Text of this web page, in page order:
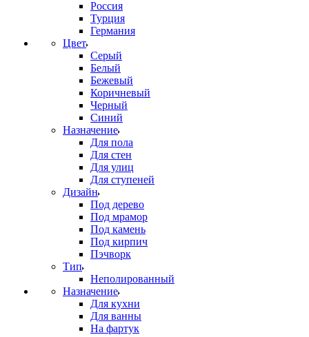
Россия
Турция
Германия
Цвет
Серый
Белый
Бежевый
Коричневый
Черный
Синий
Назначение
Для пола
Для стен
Для улиц
Для ступеней
Дизайн
Под дерево
Под мрамор
Под камень
Под кирпич
Пэчворк
Тип
Неполированный
Назначение
Для кухни
Для ванны
На фартук